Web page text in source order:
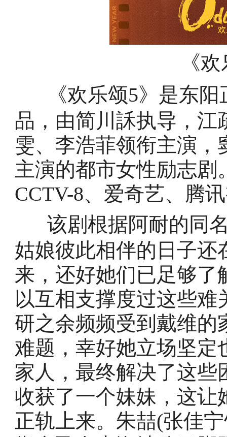
《
《欢乐颂5》是东
品，由简川訸执导，
雯、李浩菲领衔主演
主演的都市女性励志剧
CCTV-8、 爱奇艺、腾
该剧根据阿耐的同
姑娘彼此相伴的日子还
来，还好她们已足够了
以互相支撑度过这些
研之余频频受到戴维的
难题，幸好她立场坚定
家人，最终解决了这些
收获了一个妹妹，这让
正轨上来。朱喆(张佳